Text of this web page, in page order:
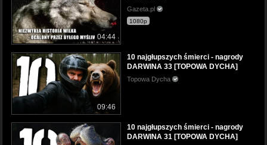
04:44
Gazeta.pl
1080p
09:46
10 najgłupszych śmierci - nagrody
DARWINA 33 [TOPOWA DYCHA]
Topowa Dycha
10 najgłupszych śmierci - nagrody
DARWINA 31 [TOPOWA DYCHA]